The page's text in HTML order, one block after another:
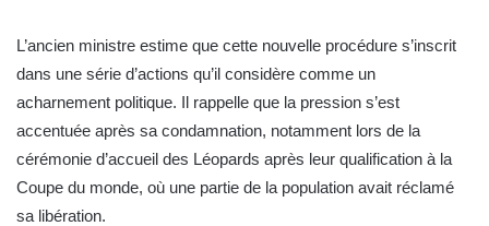
L’ancien ministre estime que cette nouvelle procédure s’inscrit
dans une série d’actions qu’il considère comme un
acharnement politique. Il rappelle que la pression s’est
accentuée après sa condamnation, notamment lors de la
cérémonie d’accueil des Léopards après leur qualification à la
Coupe du monde, où une partie de la population avait réclamé
sa libération.